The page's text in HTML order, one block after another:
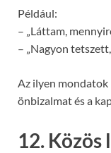
Például:
– „Láttam,
– „Nagyon
Az ilyen mondatok
önbizalmat és a
12. Közös